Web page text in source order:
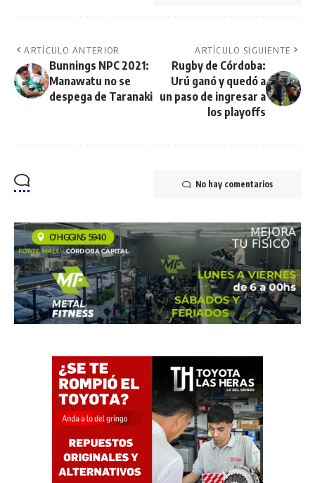
ARTÍCULO ANTERIOR
Bunnings NPC 2021:
Manawatu no se
despega de Taranaki
ARTÍCULO SIGUIENTE
Rugby de Córdoba:
Urú ganó y quedó a
un paso de ingresar a
los playoffs
No hay comentarios